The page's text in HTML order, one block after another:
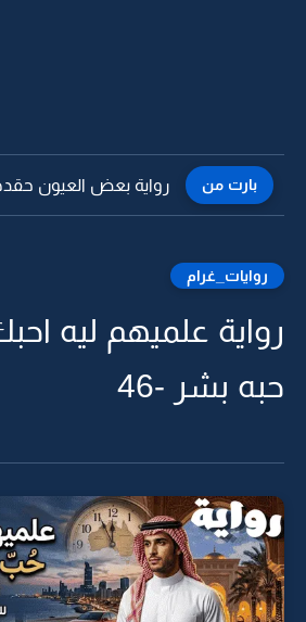
بارت من رواية بعض العيون
روايات_غرام
رواية علميهم ليه
حبه بشر -46